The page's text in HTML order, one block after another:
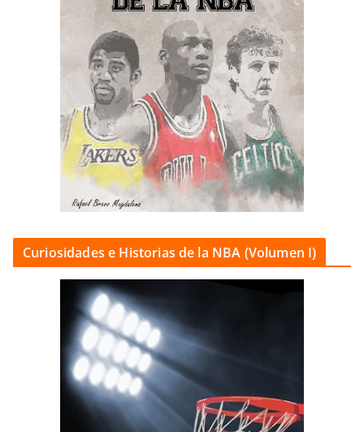
Curiosidades e Historias de la NBA (Volumen I)